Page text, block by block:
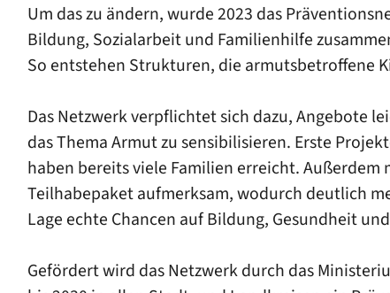
Um das zu ändern, wurde 2023 das
Bildung, Sozialarbeit und Familienhilfe
So entstehen Strukturen, die armutsbetroffene
Das Netzwerk verpflichtet sich dazu, Angebote
das Thema Armut zu sensibilisieren. Erste
haben bereits viele Familien erreicht.
Teilhabepaket aufmerksam, wodurch deutlich
Lage echte Chancen auf Bildung, Gesundheit
Gefördert wird das Netzwerk durch das